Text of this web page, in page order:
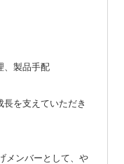
、製品手配
長を支えていただき
メンバーとして、や